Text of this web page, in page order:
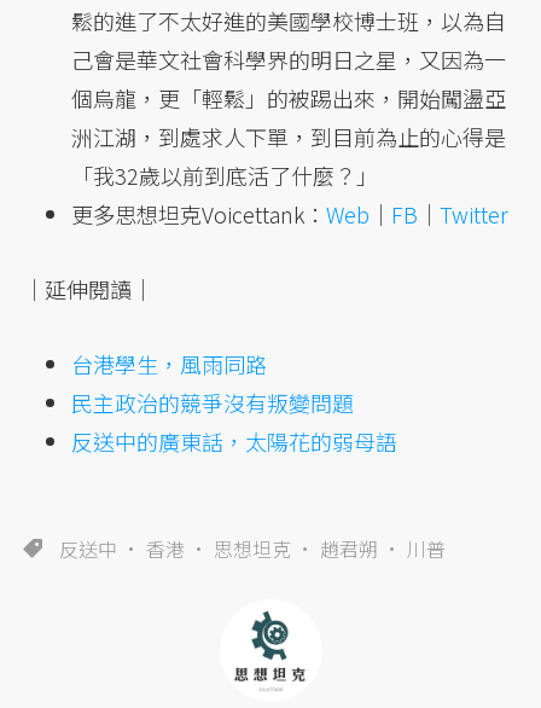
鬆的進了不太好進的美國學校博士班，以為自
己會是華文社會科學界的明日之星，又因為一
個烏龍，更「輕鬆」的被踢出來，開始闖盪亞
洲江湖，到處求人下單，到目前為止的心得是
「我32歲以前到底活了什麼？」
更多思想坦克Voicettank：Web ｜ FB ｜Twitter
｜延伸閱讀｜
台港學生，風雨同路
民主政治的競爭沒有叛變問題
反送中的廣東話，太陽花的弱母語
反送中 香港 思想坦克 趙君朔 川普